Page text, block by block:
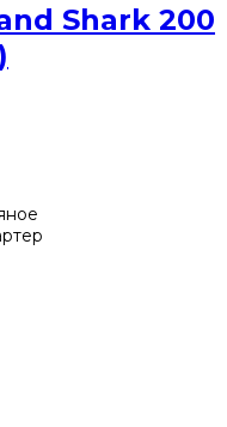
Shark 200